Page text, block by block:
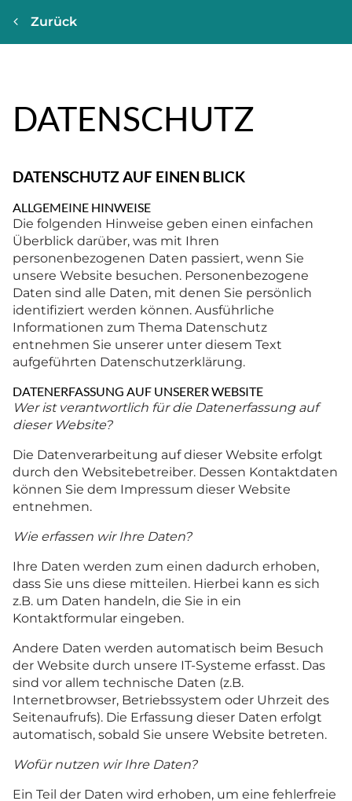
Zurück
DATENSCHUTZ
DATENSCHUTZ AUF EINEN BLICK
ALLGEMEINE HINWEISE
Die folgenden Hinweise geben einen einfachen
Überblick darüber, was mit Ihren
personenbezogenen Daten passiert, wenn Sie
unsere Website besuchen. Personenbezogene
Daten sind alle Daten, mit denen Sie persönlich
identifiziert werden können. Ausführliche
Informationen zum Thema Datenschutz
entnehmen Sie unserer unter diesem Text
aufgeführten Datenschutzerklärung.
DATENERFASSUNG AUF UNSERER WEBSITE
Wer ist verantwortlich für die Datenerfassung auf
dieser Website?
Die Datenverarbeitung auf dieser Website erfolgt
durch den Websitebetreiber. Dessen Kontaktdaten
können Sie dem Impressum dieser Website
entnehmen.
Wie erfassen wir Ihre Daten?
Ihre Daten werden zum einen dadurch erhoben,
dass Sie uns diese mitteilen. Hierbei kann es sich
z.B. um Daten handeln, die Sie in ein
Kontaktformular eingeben.
Andere Daten werden automatisch beim Besuch
der Website durch unsere IT-Systeme erfasst. Das
sind vor allem technische Daten (z.B.
Internetbrowser, Betriebssystem oder Uhrzeit des
Seitenaufrufs). Die Erfassung dieser Daten erfolgt
automatisch, sobald Sie unsere Website betreten.
Wofür nutzen wir Ihre Daten?
Ein Teil der Daten wird erhoben, um eine fehlerfreie